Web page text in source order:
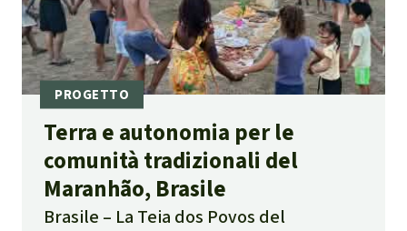
Terra e autonomia per le
comunità tradizionali del
Maranhão, Brasile
Brasile
La Teia dos Povos del